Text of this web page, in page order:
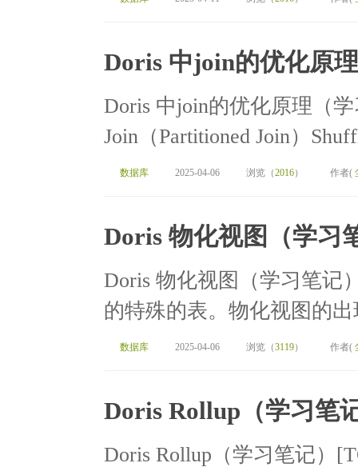
Doris 中join的优化原
Doris 中join的优化原理（
Join（Partitioned Join）
数据库 2025-04-06 浏览（2016） 作者(
Doris 物化视图（学习
Doris 物化视图（学习笔记
的特殊的表。物化视图的
数据库 2025-04-06 浏览（3119） 作者(
Doris Rollup（学习笔
Doris Rollup（学习笔记）